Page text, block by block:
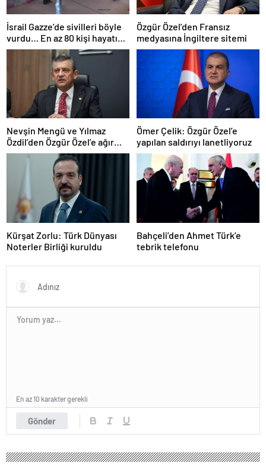
İsrail Gazze’de sivilleri böyle
vurdu… En az 80 kişi hayatını
kaybetti
Özgür Özel’den Fransız
medyasına İngiltere sitemi
Nevşin Mengü ve Yılmaz
Özdil’den Özgür Özel’e ağır
eleştiriler
Ömer Çelik: Özgür Özel’e
yapılan saldırıyı lanetliyoruz
Kürşat Zorlu: Türk Dünyası
Noterler Birliği kuruldu
Bahçeli’den Ahmet Türk’e
tebrik telefonu
Gönder
En az 10 karakter gerekli